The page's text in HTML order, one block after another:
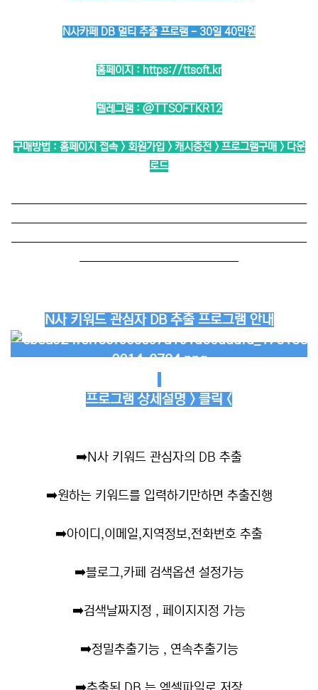
N사카페 DB 멀티 추출 프로램 - 30일 40만원
홈페이지 : https://ttsoft.kr
텔레그램 : @TTSOFTKR12
구매방법 : 홈페이지 접속 > 회원가입 > 캐시충전 > 프로그램구매 > 다운
로드
──────────────────────────
──────────────────────────
──────────────────────────
──────────────
N사 키워드 관심자 DB 추출 프로그램 안내
프로그램 상세설명 > 클릭 <
➡️N사 키워드 관심자의 DB 추출
➡️원하는 키워드를 입력하기만하면 추출진행
➡️아이디,이메일,지역정보,전화번호 추출
➡️블로그,카페 검색옵션 설정가능
➡️검색날짜지정 , 페이지지정 가능
➡️정밀추출기능 , 연속추출기능